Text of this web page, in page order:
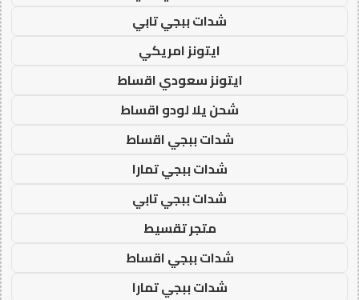
شدات ببجي تابي
ايتونز امريكي
ايتونز سعودي اقساط
شحن يلا لودو اقساط
شدات ببجي اقساط
شدات ببجي تمارا
شدات ببجي تابي
متجر تقسيط
شدات ببجي اقساط
شدات ببجي تمارا